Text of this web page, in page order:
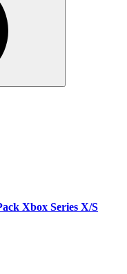
Xbox Series X/S